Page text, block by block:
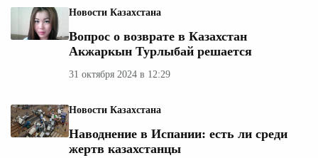
Новости Казахстана
Вопрос о возврате в Казахстан
Акжаркын Турлыбай решается
31 октября 2024 в 12:29
Новости Казахстана
Наводнение в Испании: есть ли среди
жертв казахстанцы